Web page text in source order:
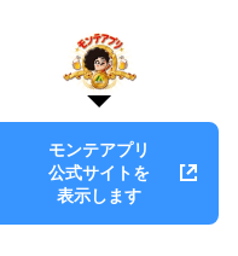
モンテアプリ
公式サイトを
表示します